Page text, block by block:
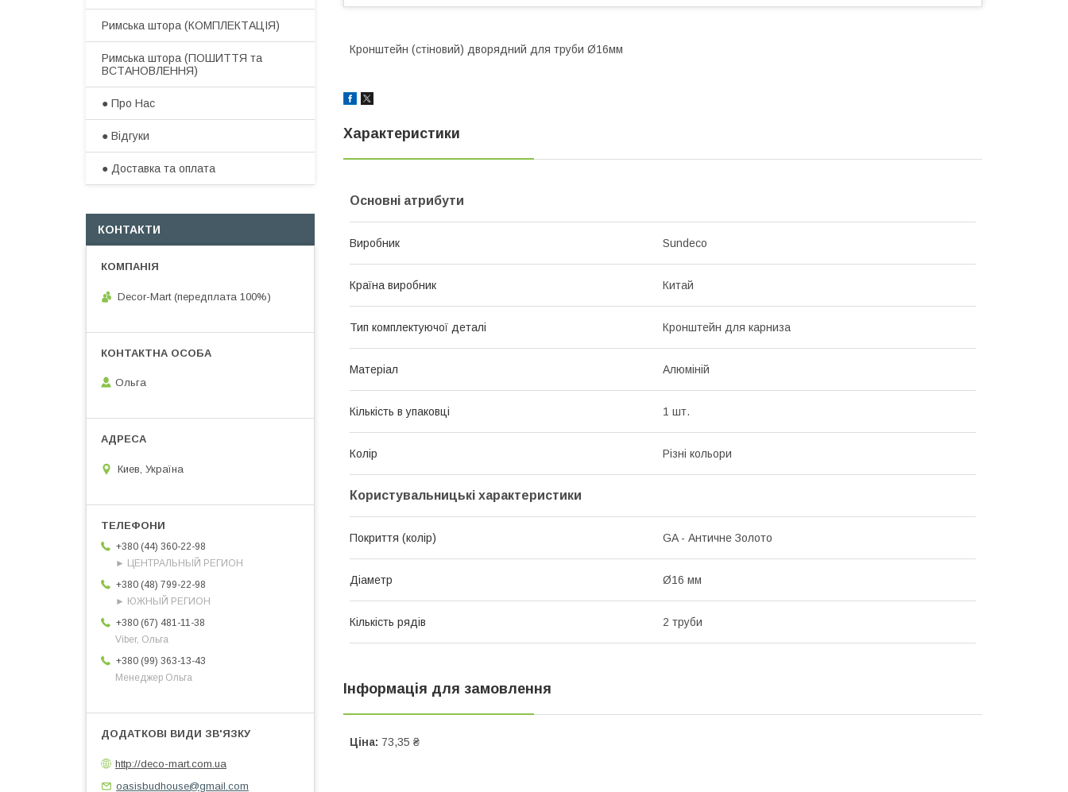
Кронштейн (стіновий) дворядний для труби Ø16мм
Характеристики
Основні атрибути
Виробник Sundeco
Країна виробник Китай
Тип комплектуючої деталі Кронштейн для карниза
Матеріал Алюміній
Кількість в упаковці 1 шт.
Колір Різні кольори
Користувальницькі характеристики
Покриття (колір) GA - Античне Золото
Діаметр Ø16 мм
Кількість рядів 2 труби
Інформація для замовлення
Ціна: 73,35 ₴
​Римська штора (КОМПЛЕКТАЦІЯ)
Римська штора (ПОШИТТЯ та
ВСТАНОВЛЕННЯ)
● Про Нас
● Відгуки
● Доставка та оплата​
КОНТАКТИ
Decor-Mart (передплата 100%)
Ольга
Киев, Україна
+380 (44) 360-22-98
► ЦЕНТРАЛЬНЫЙ РЕГИОН
+380 (48) 799-22-98
► ЮЖНЫЙ РЕГИОН
+380 (67) 481-11-38
Viber, Ольга
+380 (99) 363-13-43
Менеджер Ольга
http://deco-mart.com.ua
oasisbudhouse@gmail.com